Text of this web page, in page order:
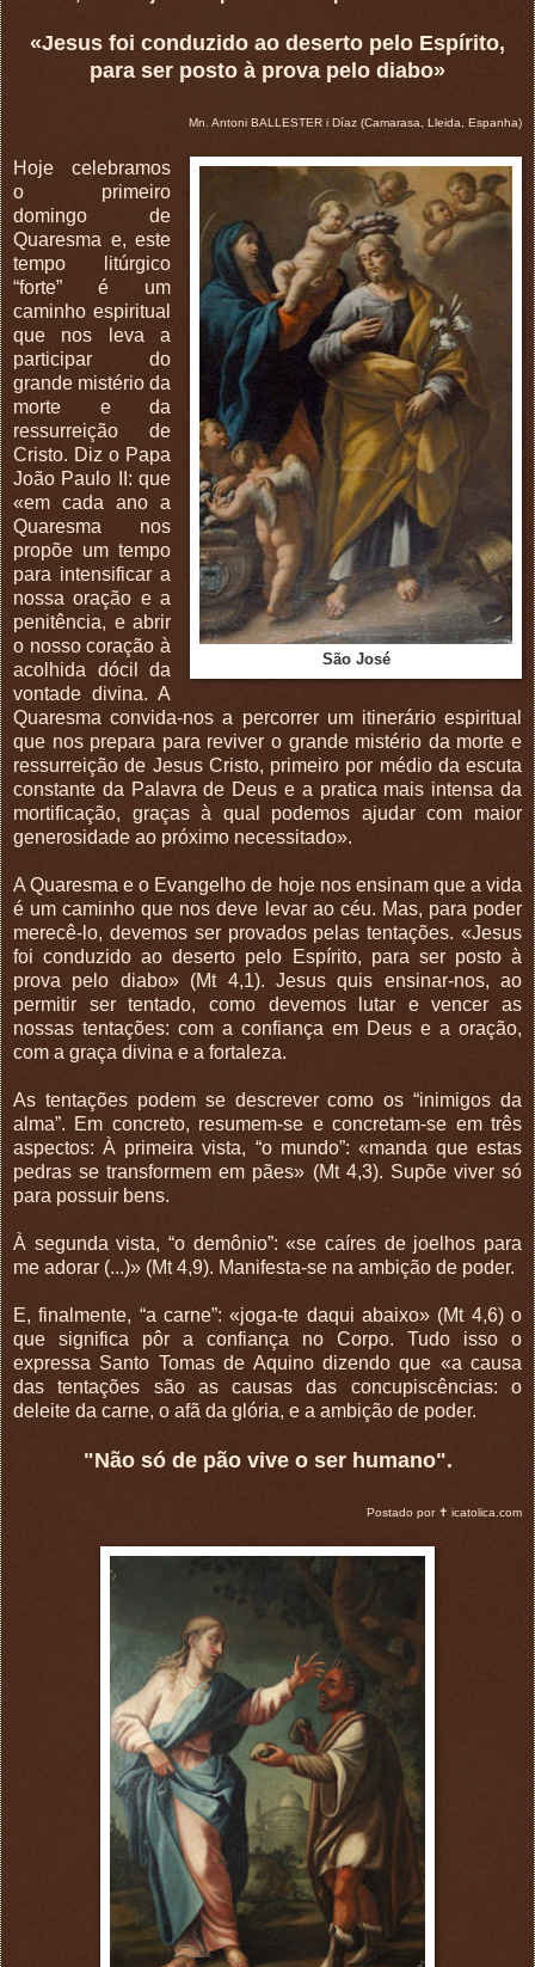
«Jesus foi conduzido ao deserto pelo Espírito,
para ser posto à prova pelo diabo»
Mn. Antoni BALLESTER i Díaz (Camarasa, Lleida, Espanha)
São José
Hoje celebramos
o primeiro
domingo de
Quaresma e, este
tempo litúrgico
“forte” é um
caminho espiritual
que nos leva a
participar do
grande mistério da
morte e da
ressurreição de
Cristo. Diz o Papa
João Paulo II: que
«em cada ano a
Quaresma nos
propõe um tempo
para intensificar a
nossa oração e a
penitência, e abrir
o nosso coração à
acolhida dócil da
vontade divina. A
Quaresma convida-nos a percorrer um itinerário espiritual
que nos prepara para reviver o grande mistério da morte e
ressurreição de Jesus Cristo, primeiro por médio da escuta
constante da Palavra de Deus e a pratica mais intensa da
mortificação, graças à qual podemos ajudar com maior
generosidade ao próximo necessitado».
A Quaresma e o Evangelho de hoje nos ensinam que a vida
é um caminho que nos deve levar ao céu. Mas, para poder
merecê-lo, devemos ser provados pelas tentações. «Jesus
foi conduzido ao deserto pelo Espírito, para ser posto à
prova pelo diabo» (Mt 4,1). Jesus quis ensinar-nos, ao
permitir ser tentado, como devemos lutar e vencer as
nossas tentações: com a confiança em Deus e a oração,
com a graça divina e a fortaleza.
As tentações podem se descrever como os “inimigos da
alma”. Em concreto, resumem-se e concretam-se em três
aspectos: À primeira vista, “o mundo”: «manda que estas
pedras se transformem em pães» (Mt 4,3). Supõe viver só
para possuir bens.
À segunda vista, “o demônio”: «se caíres de joelhos para
me adorar (...)» (Mt 4,9). Manifesta-se na ambição de poder.
E, finalmente, “a carne”: «joga-te daqui abaixo» (Mt 4,6) o
que significa pôr a confiança no Corpo. Tudo isso o
expressa Santo Tomas de Aquino dizendo que «a causa
das tentações são as causas das concupiscências: o
deleite da carne, o afã da glória, e a ambição de poder.
"Não só de pão vive o ser humano".
Postado por ✝ icatolica.com